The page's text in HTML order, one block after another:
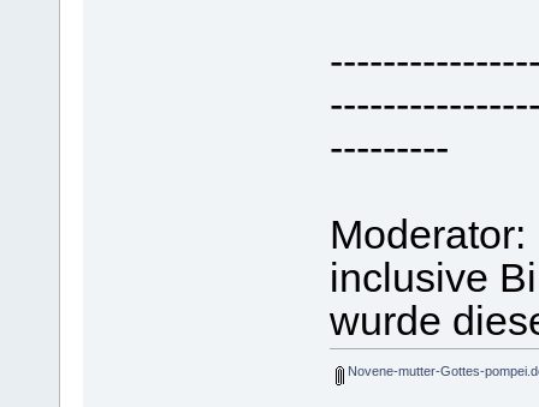
---------
inclusive
wurde
Novene-mutter-Gottes-